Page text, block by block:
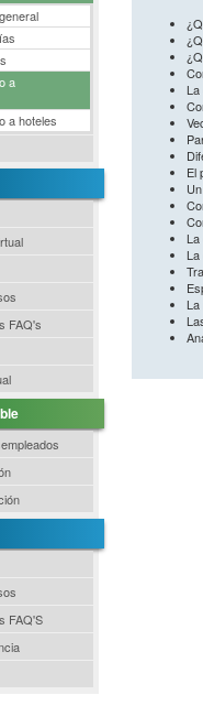
a
a hoteles
FAQ's
FAQ'S
El